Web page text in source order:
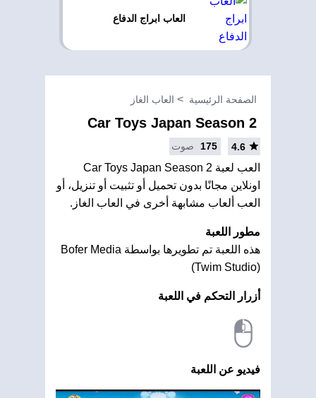
العاب ابراج الدفاع
الصفحة الرئيسية العاب الغاز
Car Toys Japan Season 2
4.6
175 صوت
العب لعبة Car Toys Japan Season 2
اونلاين مجانًا بدون تحميل أو تثبيت أو تنزيل، أو
العب ألعاب مشابهة أخرى في العاب الغاز.
مطور اللعبة
هذه اللعبة تم تطويرها بواسطة Bofer Media
(Twim Studio)
أزرار التحكم في اللعبة
فيديو عن اللعبة